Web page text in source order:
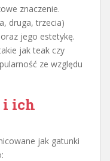
znaczenie.
druga, trzecia)
jego estetykę.
jak teak czy
ze względu
i ich
jak gatunki